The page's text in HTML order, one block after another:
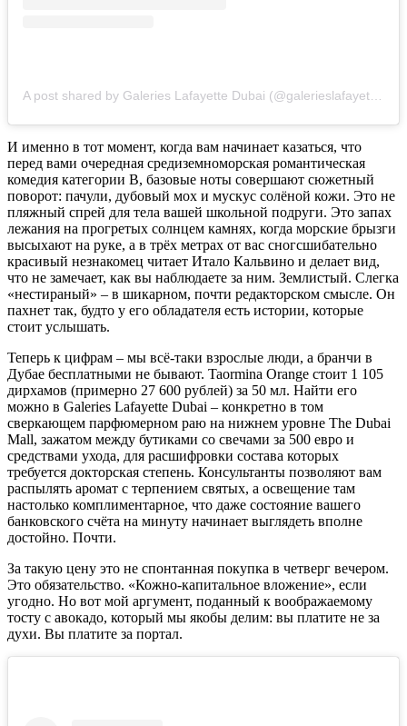
И именно в тот момент, когда вам начинает казаться, что
перед вами очередная средиземноморская романтическая
комедия категории B, базовые ноты совершают сюжетный
поворот: пачули, дубовый мох и мускус солёной кожи. Это не
пляжный спрей для тела вашей школьной подруги. Это запах
лежания на прогретых солнцем камнях, когда морские брызги
высыхают на руке, а в трёх метрах от вас сногсшибательно
красивый незнакомец читает Итало Кальвино и делает вид,
что не замечает, как вы наблюдаете за ним. Землистый. Слегка
«нестираный» – в шикарном, почти редакторском смысле. Он
пахнет так, будто у его обладателя есть истории, которые
стоит услышать.
Теперь к цифрам – мы всё-таки взрослые люди, а бранчи в
Дубае бесплатными не бывают. Taormina Orange стоит 1 105
дирхамов (примерно 27 600 рублей) за 50 мл. Найти его
можно в Galeries Lafayette Dubai – конкретно в том
сверкающем парфюмерном раю на нижнем уровне The Dubai
Mall, зажатом между бутиками со свечами за 500 евро и
средствами ухода, для расшифровки состава которых
требуется докторская степень. Консультанты позволяют вам
распылять аромат с терпением святых, а освещение там
настолько комплиментарное, что даже состояние вашего
банковского счёта на минуту начинает выглядеть вполне
достойно. Почти.
За такую цену это не спонтанная покупка в четверг вечером.
Это обязательство. «Кожно-капитальное вложение», если
угодно. Но вот мой аргумент, поданный к воображаемому
тосту с авокадо, который мы якобы делим: вы платите не за
духи. Вы платите за портал.